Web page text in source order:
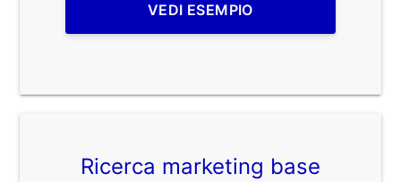
VEDI ESEMPIO
Ricerca marketing base